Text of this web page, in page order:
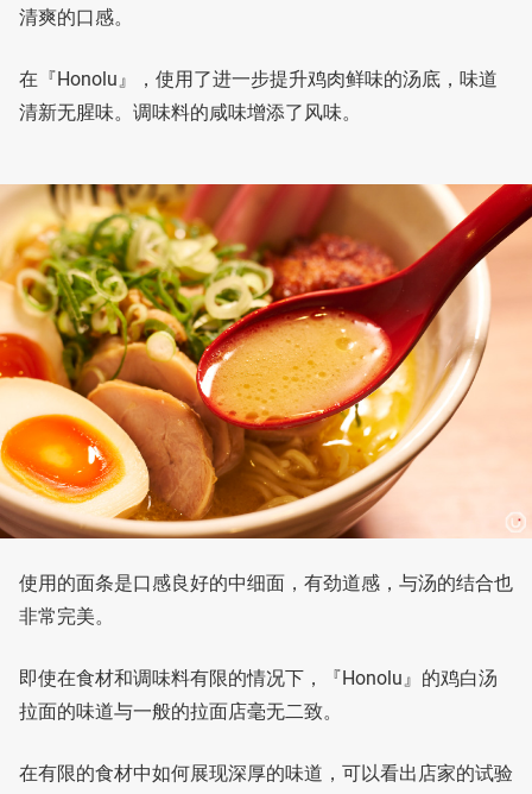
清爽的口感。
在『Honolu』，使用了进一步提升鸡肉鲜味的汤底，味道
清新无腥味。调味料的咸味增添了风味。
使用的面条是口感良好的中细面，有劲道感，与汤的结合也
非常完美。
即使在食材和调味料有限的情况下，『Honolu』的鸡白汤
拉面的味道与一般的拉面店毫无二致。
在有限的食材中如何展现深厚的味道，可以看出店家的试验